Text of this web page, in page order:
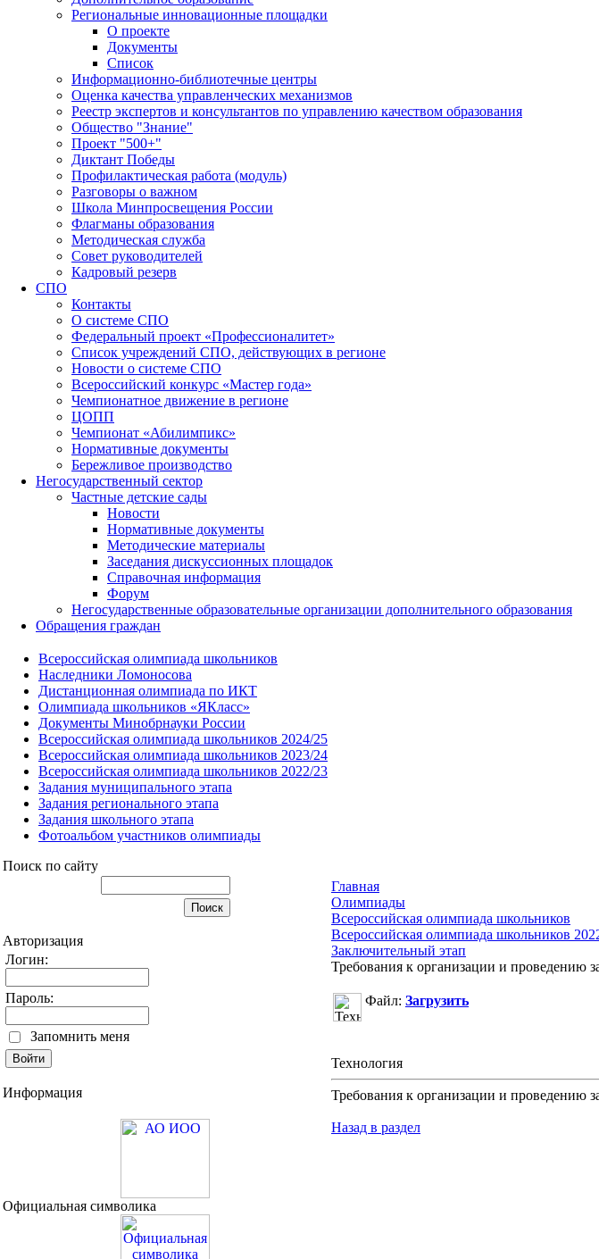
Региональные инновационные площадки
О проекте
Документы
Список
Информационно-библиотечные центры
Оценка качества управленческих механизмов
Реестр экспертов и консультантов по управлению качеством образования
Общество "Знание"
Проект "500+"
Диктант Победы
Профилактическая работа (модуль)
Разговоры о важном
Школа Минпросвещения России
Флагманы образования
Методическая служба
Совет руководителей
Кадровый резерв
СПО
Контакты
О системе СПО
Федеральный проект «Профессионалитет»
Список учреждений СПО, действующих в регионе
Новости о системе СПО
Всероссийский конкурс «Мастер года»
Чемпионатное движение в регионе
ЦОПП
Чемпионат «Абилимпикс»
Нормативные документы
Бережливое производство
Негосударственный сектор
Частные детские сады
Новости
Нормативные документы
Методические материалы
Заседания дискуссионных площадок
Справочная информация
Форум
Негосударственные образовательные организации дополнительного образования
Обращения граждан
Всероссийская олимпиада школьников
Наследники Ломоносова
Дистанционная олимпиада по ИКТ
Олимпиада школьников «ЯКласс»
Документы Минобрнауки России
Всероссийская олимпиада школьников 2024/25
Всероссийская олимпиада школьников 2023/24
Всероссийская олимпиада школьников 2022/23
Задания муниципального этапа
Задания регионального этапа
Задания школьного этапа
Фотоальбом участников олимпиады
Поиск по сайту
Авторизация
Логин:
Пароль:
Запомнить меня
Информация
Официальная символика
Главная
Олимпиады
Всероссийская олимпиада школьников
Всероссийская олимпиада школьников
Заключительный этап
Требования к организации и проведению
Файл: Загрузить
Технология
Требования к организации и проведению
Назад в раздел